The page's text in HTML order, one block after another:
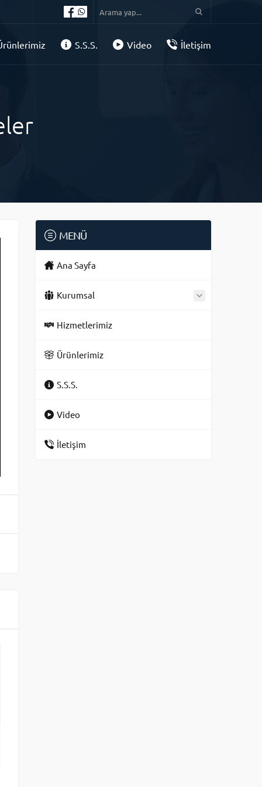
S.S.S. Video İletişim
MENÜ
Ana Sayfa
Kurumsal
Hizmetlerimiz
Ürünlerimiz
S.S.S.
Video
İletişim